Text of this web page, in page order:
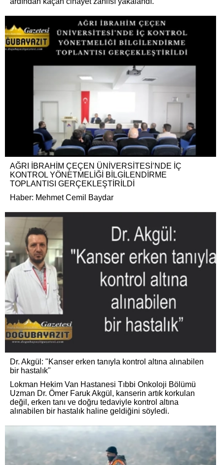
AĞRI İBRAHİM ÇEÇEN ÜNİVERSİTESİ’NDE İÇ
KONTROL YÖNETMELİĞİ BİLGİLENDİRME
TOPLANTISI GERÇEKLEŞTİRİLDİ
Haber: Mehmet Cemil Baydar
Dr. Akgül: "Kanser erken tanıyla kontrol altına alınabilen
bir hastalık"
Lokman Hekim Van Hastanesi Tıbbi Onkoloji Bölümü
Uzman Dr. Ömer Faruk Akgül, kanserin artık korkulan
değil, erken tanı ve doğru tedaviyle kontrol altına
alınabilen bir hastalık haline geldiğini söyledi.